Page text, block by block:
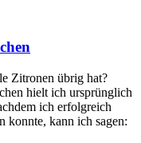
Zitronen übrig hat?
hielt ich ursprünglich
ich erfolgreich
konnte, kann ich sagen: